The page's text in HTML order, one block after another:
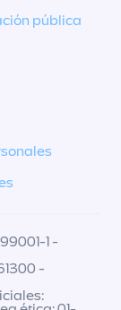
pública
1 -
-